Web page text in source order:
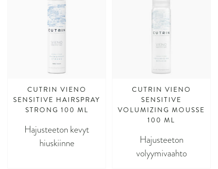
CUTRIN VIENO
SENSITIVE HAIRSPRAY
STRONG 100 ML
Hajusteeton kevyt
hiuskiinne
CUTRIN VIENO
SENSITIVE
VOLUMIZING MOUSSE
100 ML
Hajusteeton
volyymivaahto